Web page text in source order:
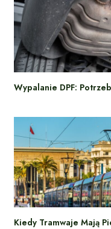
Wypalanie DPF:
Kiedy Tramwaje Mają